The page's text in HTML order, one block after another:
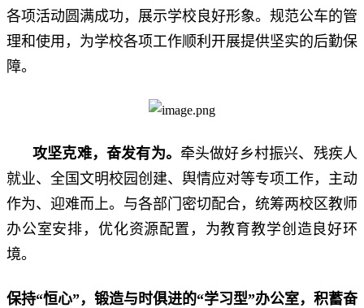
各项活动圆满成功，展示学校良好形象。规范公车的管
理和使用，为学校各项工作顺利开展提供坚实的后勤保
障。
攻坚克难，奋发有为。 牵头做好乡村振兴、残疾人
就业、全国文明校园创建、舆情应对等专项工作，主动
作为、迎难而上。与各部门密切配合，统筹两校区教师
办公室安排，优化资源配置，为教育教学创造良好环
境。
保持“恒心”，锻造与时俱进的“学习型”办公室，积蓄奋